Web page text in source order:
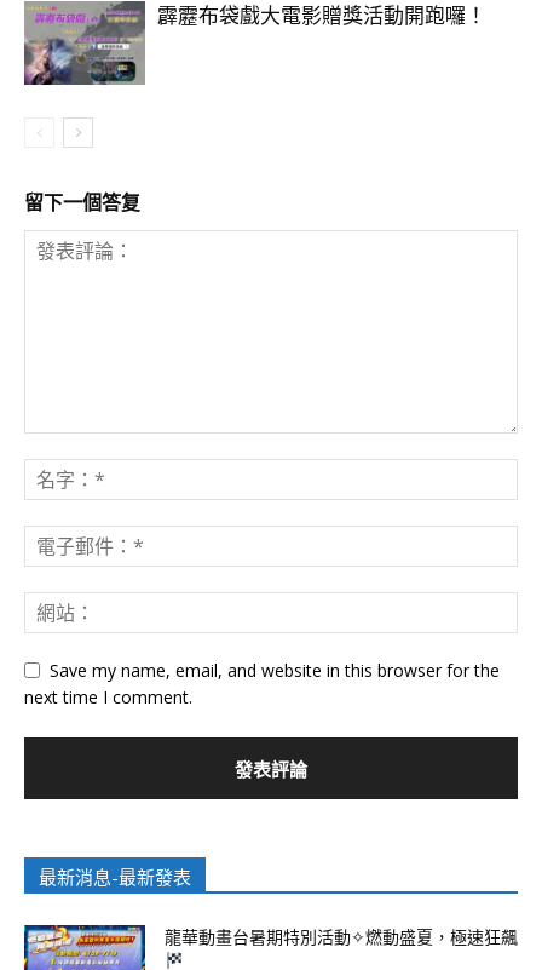
霹靂布袋戲大電影贈獎活動開跑囉！
留下一個答复
Save my name, email, and website in this browser for the
next time I comment.
最新消息-最新發表
龍華動畫台暑期特別活動✧燃動盛夏，極速狂飆